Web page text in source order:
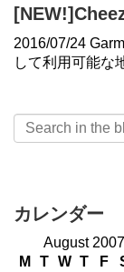
2016/07/24
して利用可能な
カレンダー
August 2007
M
T W T F